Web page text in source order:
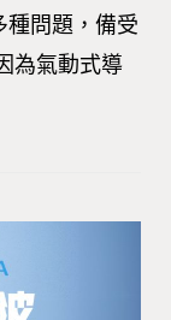
種問題，備受
為氣動式導